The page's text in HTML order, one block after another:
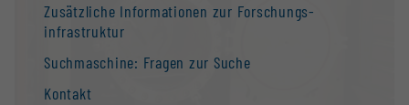
Zusätzliche Informationen zur Forschungs­
infrastruktur
Suchmaschine: Fragen zur Suche
Kontakt